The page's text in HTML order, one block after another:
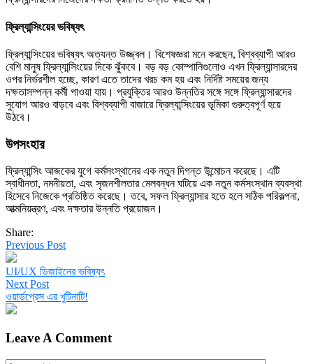
ফ্রিল্যান্সিংয়ের ভবিষ্যৎ
ফ্রিল্যান্সিংয়ের ভবিষ্যৎ অত্যন্ত উজ্জ্বল। বিশেষজ্ঞরা মনে করছেন, বিশ্বব্যাপী আরও
বেশি মানুষ ফ্রিল্যান্সিংয়ের দিকে ঝুঁকবে। বড় বড় কোম্পানিগুলোও এখন ফ্রিল্যান্সারদের
ওপর নির্ভরশীল হচ্ছে, কারণ এতে তাদের খরচ কম হয় এবং নির্দিষ্ট সময়ের জন্য
দক্ষতাসম্পন্ন কর্মী পাওয়া যায়। প্রযুক্তির আরও উন্নতির সঙ্গে সঙ্গে ফ্রিল্যান্সারদের
সুযোগ আরও বাড়বে এবং বিশ্বব্যাপী বাজারে ফ্রিল্যান্সিংয়ের ভূমিকা গুরুত্বপূর্ণ হয়ে
উঠবে।
উপসংহার
ফ্রিল্যান্সিং আজকের যুগে কর্মসংস্থানের এক নতুন দিগন্ত উন্মোচন করেছে। এটি
স্বাধীনতা, নমনীয়তা, এবং সৃজনশীলতার মেলবন্ধন ঘটিয়ে এক নতুন কর্মসংস্থান ব্যবস্থা
হিসেবে নিজেকে প্রতিষ্ঠিত করেছে। তবে, সফল ফ্রিল্যান্সার হতে হলে সঠিক পরিকল্পনা,
আত্মনিয়ন্ত্রণ, এবং দক্ষতার উন্নতি প্রয়োজন।
Share:
Previous Post
UI/UX ডিজাইনের ভবিষ্যৎ
Next Post
ওয়ার্ডপ্রেস এর খুটিনাটি!
Leave A Comment